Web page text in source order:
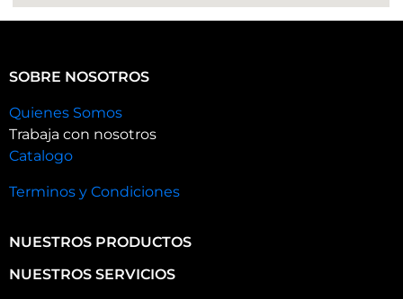
SOBRE NOSOTROS
Quienes Somos
Trabaja con nosotros
Catalogo
Terminos y Condiciones
NUESTROS PRODUCTOS
NUESTROS SERVICIOS